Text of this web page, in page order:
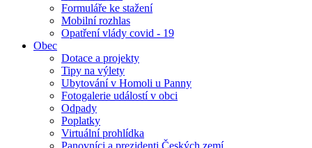
Formuláře ke stažení
Mobilní rozhlas
Opatření vlády covid - 19
Obec
Dotace a projekty
Tipy na výlety
Ubytování v Homoli u Panny
Fotogalerie událostí v obci
Odpady
Poplatky
Virtuální prohlídka
Panovníci a prezidenti Českých zemí